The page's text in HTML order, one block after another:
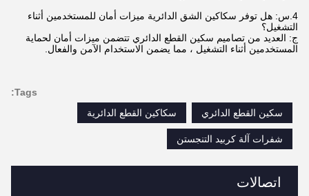
اتصالات
4. س: هل توفر سكاكين الشق الدائرية ميزات أمان للمستخدمين أثناء
التشغيل؟
ج: العديد من تصاميم سكين القطع الدائري تتضمن ميزات أمان لحماية
المستخدمين أثناء التشغيل ، مما يضمن الاستخدام الآمن والفعال.
Tags:
سكين القطع الدائري
سكاكين القطع الدائرية
شفرات آلة كربيد التنجستن